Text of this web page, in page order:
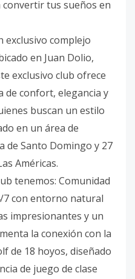
tus sueños en
exclusivo complejo
en Juan Dolio,
exclusivo club ofrece
de confort, elegancia y
buscan un estilo
en un área de
de Santo Domingo y 27
Américas.
tenemos: Comunidad
7 con entorno natural
impresionantes y un
la conexión con la
de 18 hoyos, diseñado
de juego de clase